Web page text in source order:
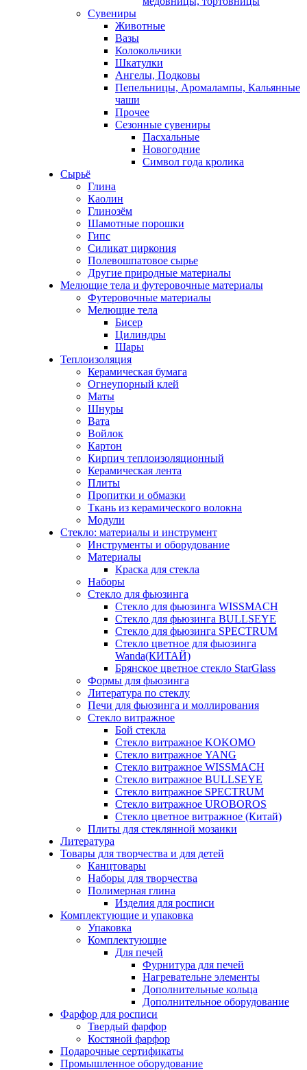
Сувениры
Животные
Вазы
Колокольчики
Шкатулки
Ангелы, Подковы
Пепельницы, Аромалампы, Кальянные
чаши
Прочее
Сезонные сувениры
Пасхальные
Новогодние
Символ года кролика
Сырьё
Глина
Каолин
Глинозём
Шамотные порошки
Гипс
Силикат циркония
Полевошпатовое сырье
Другие природные материалы
Мелющие тела и футеровочные материалы
Футеровочные материалы
Мелющие тела
Бисер
Цилиндры
Шары
Теплоизоляция
Керамическая бумага
Огнеупорный клей
Маты
Шнуры
Вата
Войлок
Картон
Кирпич теплоизоляционный
Керамическая лента
Плиты
Пропитки и обмазки
Ткань из керамического волокна
Модули
Стекло: материалы и инструмент
Инструменты и оборудование
Материалы
Краска для стекла
Наборы
Стекло для фьюзинга
Стекло для фьюзинга WISSMACH
Стекло для фьюзинга BULLSEYE
Стекло для фьюзинга SPECTRUM
Стекло цветное для фьюзинга
Wanda(КИТАЙ)
Брянское цветное стекло StarGlass
Формы для фьюзинга
Литература по стеклу
Печи для фьюзинга и моллирования
Стекло витражное
Бой стекла
Стекло витражное KOKOMO
Стекло витражное YANG
Стекло витражное WISSMACH
Стекло витражное BULLSEYE
Стекло витражное SPECTRUM
Стекло витражное UROBOROS
Стекло цветное витражное (Китай)
Плиты для стеклянной мозаики
Литература
Товары для творчества и для детей
Канцтовары
Наборы для творчества
Полимерная глина
Изделия для росписи
Комплектующие и упаковка
Упаковка
Комплектующие
Для печей
Фурнитура для печей
Нагревательне элементы
Дополнительные кольца
Дополнительное оборудование
Фарфор для росписи
Твердый фарфор
Костяной фарфор
Подарочные сертификаты
Промышленное оборудование